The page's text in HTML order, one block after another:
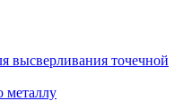
высверливания точечной
металлу